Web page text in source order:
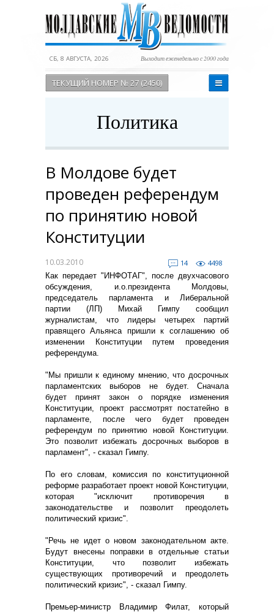
СБ, 8 АВГУСТА, 2026 Выходит еженедельно с 2000 года
ТЕКУЩИЙ НОМЕР № 27 (2450)
Политика
В Молдове будет
проведен референдум
по принятию новой
Конституции
10.03.2010 14
4498
Как передает "ИНФОТАГ", после двухчасового
обсуждения, и.о.президента Молдовы,
председатель парламента и Либеральной
партии (ЛП) Михай Гимпу сообщил
журналистам, что лидеры четырех партий
правящего Альянса пришли к соглашению об
изменении Конституции путем проведения
референдума.
"Мы пришли к единому мнению, что досрочных
парламентских выборов не будет. Сначала
будет принят закон о порядке изменения
Конституции, проект рассмотрят постатейно в
парламенте, после чего будет проведен
референдум по принятию новой Конституции.
Это позволит избежать досрочных выборов в
парламент", - сказал Гимпу.
По его словам, комиссия по конституционной
реформе разработает проект новой Конституции,
которая "исключит противоречия в
законодательстве и позволит преодолеть
политический кризис".
"Речь не идет о новом законодательном акте.
Будут внесены поправки в отдельные статьи
Конституции, что позволит избежать
существующих противоречий и преодолеть
политический кризис", - сказал Гимпу.
Премьер-министр Владимир Филат, который